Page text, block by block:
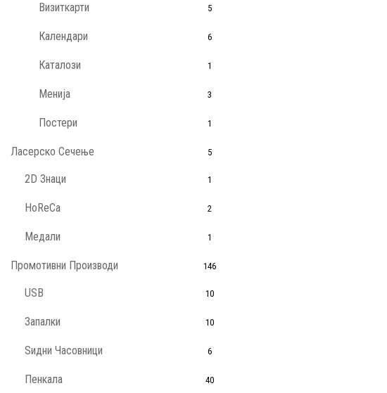
Визиткарти 5
Календари 6
Каталози 1
Менија 3
Постери 1
Ласерско Сечење 5
2D Знаци 1
HoReCa 2
Медали 1
Промотивни Производи 146
USB 10
Запалки 10
Ѕидни Часовници 6
Пенкала 40